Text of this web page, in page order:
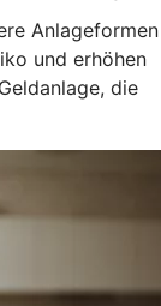
Anlageformen
und erhöhen
die